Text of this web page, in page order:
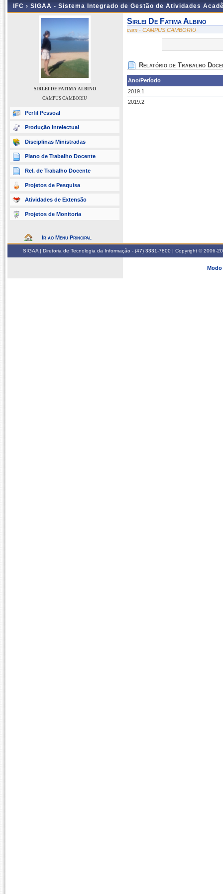
IFC › SIGAA - Sistema Integrado de Gestão de Atividades
SIRLEI DE FATIMA ALBINO
CAMPUS CAMBORIU
Perfil Pessoal
Produção Intelectual
Disciplinas Ministradas
Plano de Trabalho Docente
Rel. de Trabalho Docente
Projetos de Pesquisa
Atividades de Extensão
Projetos de Monitoria
Ir ao Menu Principal
Sirlei De Fatima Albino
cam - CAMPUS CAMBORIU
Relatório de Trabalho
Ano/Período
2019.1
2019.2
SIGAA | Diretoria de Tecnologia da Informação - (47) 3331-7800 | Copyright © 2006-
Modo